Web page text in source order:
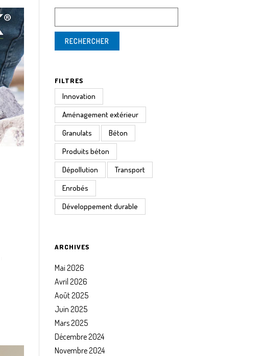
FILTRES
Innovation
Aménagement extérieur
Granulats
Béton
Produits béton
Dépollution
Transport
Enrobés
Développement durable
ARCHIVES
Mai 2026
Avril 2026
Août 2025
Juin 2025
Mars 2025
Décembre 2024
Novembre 2024